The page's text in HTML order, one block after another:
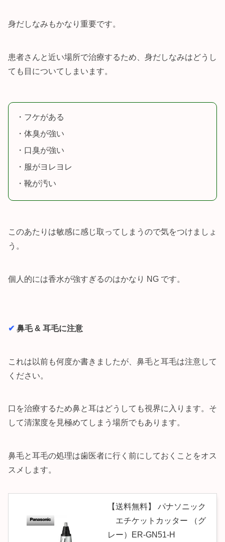
身だしなみもかなり重要です。
患者さんと近い場所で治療するため、身だしなみはどうし
ても目についてしまいます。
・フケがある
・体臭が強い
・口臭が強い
・服がヨレヨレ
・靴が汚い
このあたりは敏感に感じ取ってしまうので気をつけましょ
う。
個人的には香水が強すぎるのはかなり NG です。
✔︎ 鼻毛 & 耳毛に注意
これは以前も何度か書きましたが、鼻毛と耳毛は注意して
ください。
口を治療するため鼻と耳はどうしても視界に入ります。そ
して清潔度を見極めてしまう場所でもあります。
鼻毛と耳毛の処理は歯医者に行く前にしておくことをオス
スメします。
【送料無料】 パナソニック
エチケットカッター （グ
レー）ER-GN51-H